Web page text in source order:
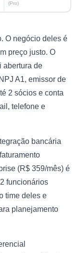
(Pro)
O negócio deles é
preço justo. O
abertura de
A1, emissor de
2 sócios e conta
telefone e
bancária
(R$ 359/mês) é
funcionários
time deles e
planejamento